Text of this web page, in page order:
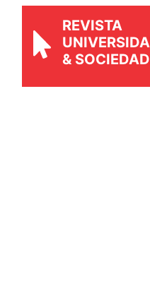
REVISTA
&